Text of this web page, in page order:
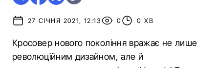
27 СІЧНЯ 2021, 12:13 0 0 ХВ
Кросовер нового покоління вражає не лише
революційним дизайном, але й